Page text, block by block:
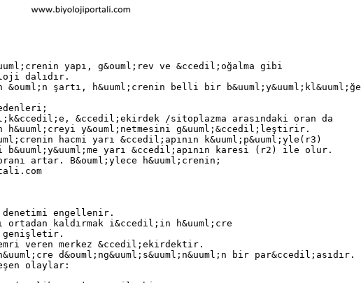
yapı, g&ouml;rev ve &ccedil;oğalma gibi
dalıdır.
&ouml;n şartı, h&uuml;crenin belli bir b&uuml;y&uuml;kl&uuml;ğe
&ccedil;ekirdek /sitoplazma arasındaki oran da
h&uuml;creyi y&ouml;netmesini g&uuml;&ccedil;leştirir.
hacmi yarı &ccedil;apının k&uuml;p&uuml;yle(r3)
b&uuml;y&uuml;me yarı &ccedil;apının karesi (r2) ile olur.
artar. B&ouml;ylece h&uuml;crenin;
denetimi engellenir.
ortadan kaldırmak i&ccedil;in h&uuml;cre
genişletir.
emri veren merkez &ccedil;ekirdektir.
d&ouml;ng&uuml;s&uuml;n&uuml;n bir par&ccedil;asıdır.
olaylar: